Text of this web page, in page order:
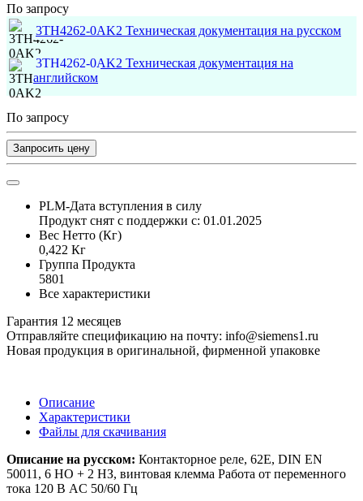
По запросу
3TH4262-0AK2 Техническая документация на русском
3TH4262-0AK2 Техническая документация на
английском
По запросу
Запросить цену
PLM-Дата вступления в силу
Продукт снят с поддержки с: 01.01.2025
Вес Нетто (Кг)
0,422 Кг
Группа Продукта
5801
Все характеристики
Гарантия 12 месяцев
Отправляйте спецификацию на почту: info@siemens1.ru
Новая продукция в оригинальной, фирменной упаковке
Описание
Характеристики
Файлы для скачивания
Описание на русском: Контакторное реле, 62E, DIN EN
50011, 6 НО + 2 НЗ, винтовая клемма Работа от переменного
тока 120 В AC 50/60 Гц